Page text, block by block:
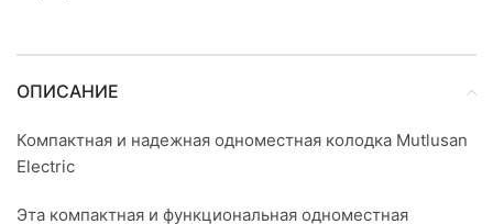
ОПИСАНИЕ
Компактная и надежная одноместная колодка Mutlusan
Electric
Эта компактная и функциональная одноместная